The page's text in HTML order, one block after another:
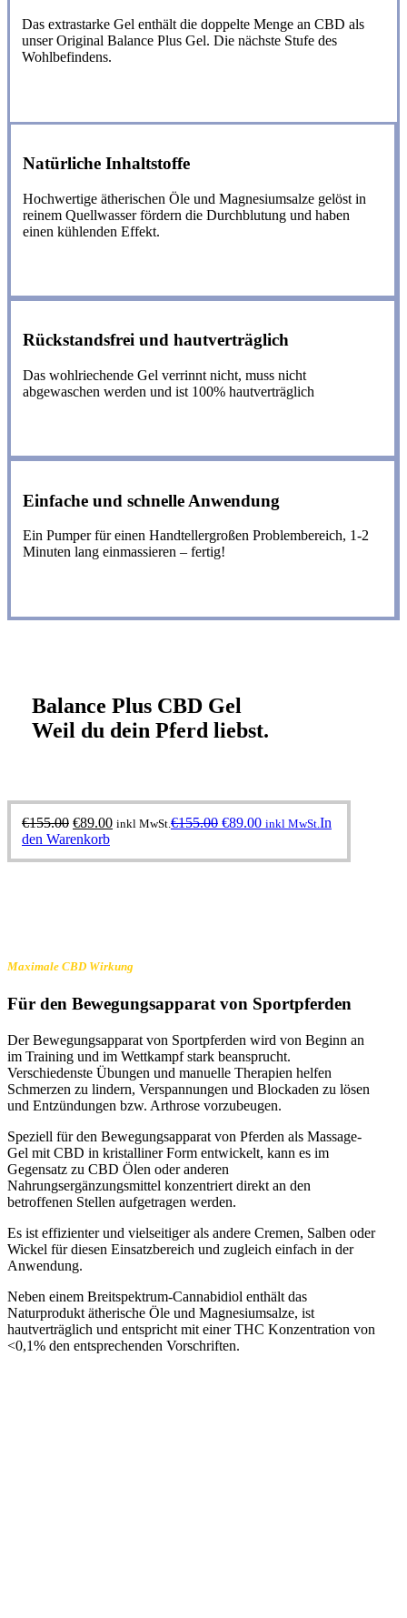
Das extrastarke Gel enthält die doppelte Menge an CBD als
unser Original Balance Plus Gel. Die nächste Stufe des
Wohlbefindens.
Natürliche Inhaltstoffe
Hochwertige ätherischen Öle und Magnesiumsalze gelöst in
reinem Quellwasser fördern die Durchblutung und haben
einen kühlenden Effekt.
Rückstandsfrei und hautverträglich
Das wohlriechende Gel verrinnt nicht, muss nicht
abgewaschen werden und ist 100% hautverträglich
Einfache und schnelle Anwendung
Ein Pumper für einen Handtellergroßen Problembereich, 1-2
Minuten lang einmassieren – fertig!
Balance Plus CBD Gel
Weil du dein Pferd liebst.
€155.00 Ursprünglicher
Preis
€89.00Aktueller
inkl MwSt. €155.00 Ursprünglicher
€89.00Aktueller
inkl MwSt. In
den Warenkorb
Maximale CBD Wirkung
Für den Bewegungsapparat von Sportpferden
Der Bewegungsapparat von Sportpferden wird von Beginn an
im Training und im Wettkampf stark beansprucht.
Verschiedenste Übungen und manuelle Therapien helfen
Schmerzen zu lindern, Verspannungen und Blockaden zu lösen
und Entzündungen bzw. Arthrose vorzubeugen.
Speziell für den Bewegungsapparat von Pferden als Massage-
Gel mit CBD in kristalliner Form entwickelt, kann es im
Gegensatz zu CBD Ölen oder anderen
Nahrungsergänzungsmittel konzentriert direkt an den
betroffenen Stellen aufgetragen werden.
Es ist effizienter und vielseitiger als andere Cremen, Salben oder
Wickel für diesen Einsatzbereich und zugleich einfach in der
Anwendung.
Neben einem Breitspektrum-Cannabidiol enthält das
Naturprodukt ätherische Öle und Magnesiumsalze, ist
hautverträglich und entspricht mit einer THC Konzentration von
<0,1% den entsprechenden Vorschriften.